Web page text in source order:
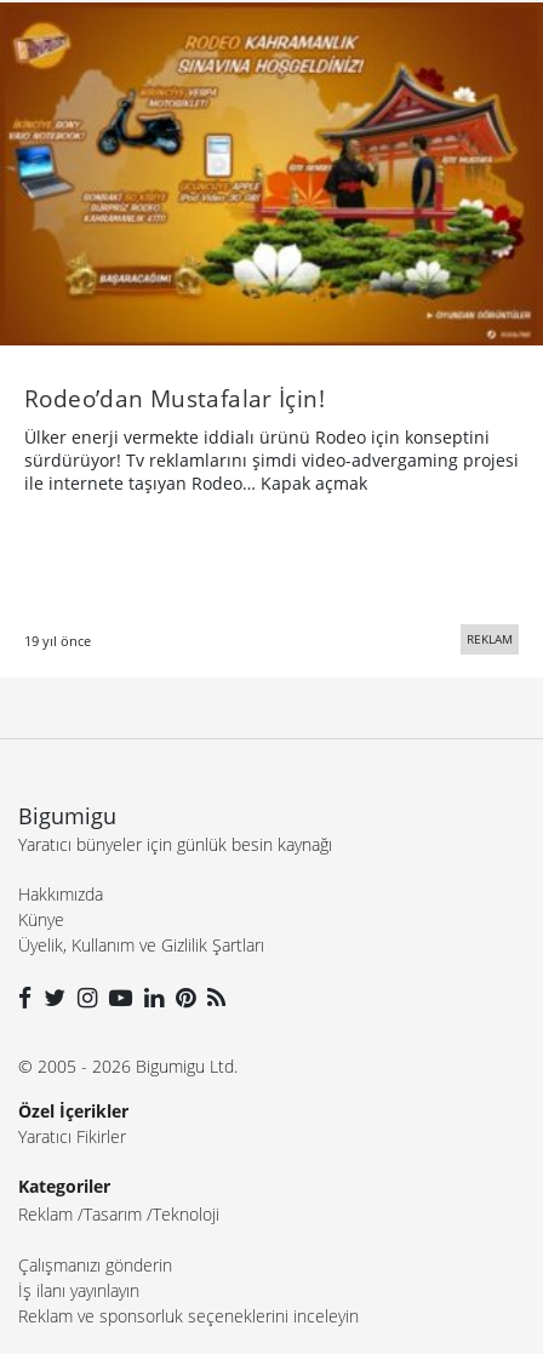
Rodeo’dan Mustafalar İçin!
Ülker enerji vermekte iddialı ürünü Rodeo için konseptini
sürdürüyor! Tv reklamlarını şimdi video-advergaming projesi
ile internete taşıyan Rodeo… Kapak açmak
19 yıl önce REKLAM
Bigumigu
Yaratıcı bünyeler için günlük besin kaynağı
Hakkımızda
Künye
Üyelik, Kullanım ve Gizlilik Şartları
© 2005 - 2026 Bigumigu Ltd.
Özel İçerikler
Yaratıcı Fikirler
Kategoriler
Reklam Tasarım Teknoloji
Çalışmanızı gönderin
İş ilanı yayınlayın
Reklam ve sponsorluk seçeneklerini inceleyin